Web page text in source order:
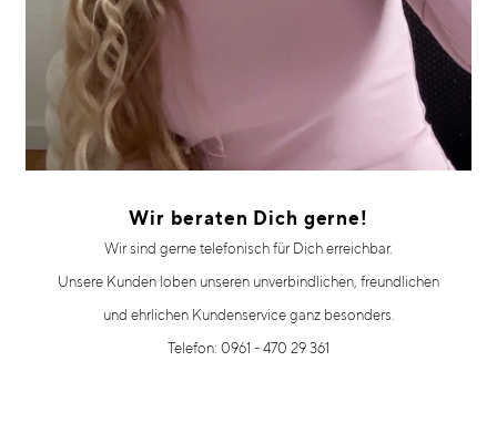
Wir beraten Dich gerne!
Wir sind gerne telefonisch für Dich erreichbar.
Unsere Kunden loben unseren unverbindlichen, freundlichen
und ehrlichen Kundenservice ganz besonders.
Telefon: 0961 - 470 29 361